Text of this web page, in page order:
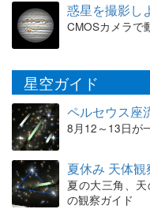
惑星を撮影し
CMOSカメラで
星空ガイド
ペルセウス座
8月12～13日が
夏休み 天体観
夏の大三角、
の観察ガイド